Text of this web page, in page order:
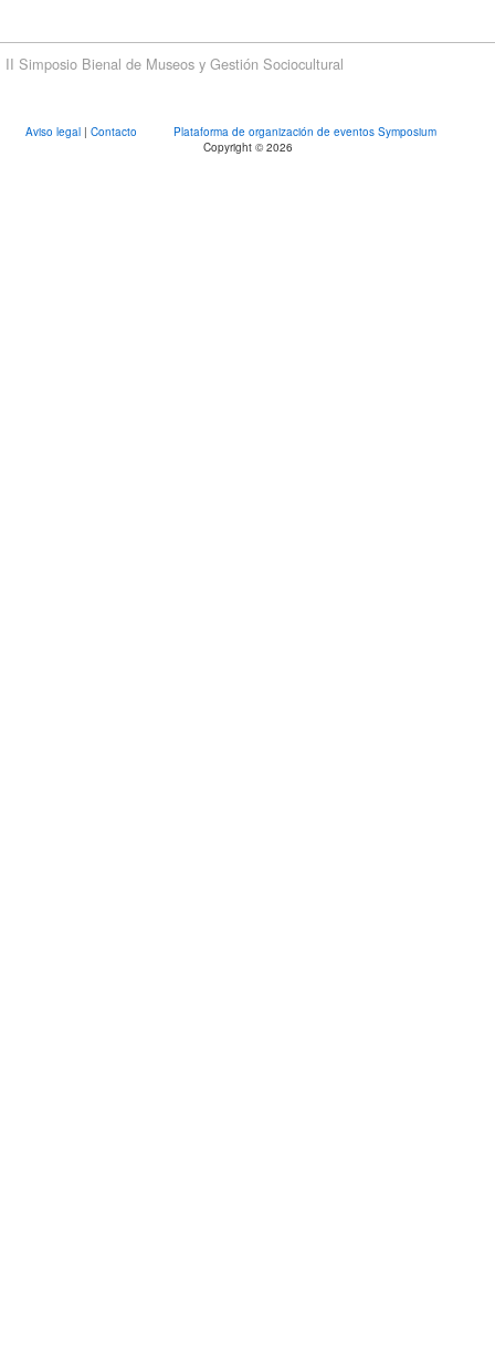
II Simposio Bienal de Museos y Gestión Sociocultural
Aviso legal | Contacto
Plataforma de organización de eventos Symposium
Copyright © 2026